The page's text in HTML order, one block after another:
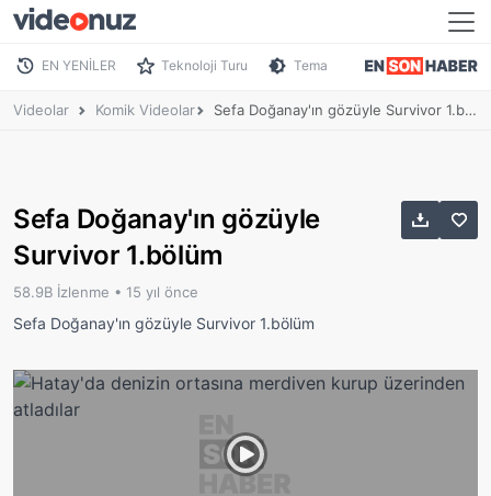
EN YENİLER Teknoloji Turu Tema
Videolar Komik Videolar Sefa Doğanay'ın gözüyle Survivor 1.bölüm
Sefa Doğanay'ın gözüyle
Survivor 1.bölüm
58.9B İzlenme • 15 yıl önce
Sefa Doğanay'ın gözüyle Survivor 1.bölüm